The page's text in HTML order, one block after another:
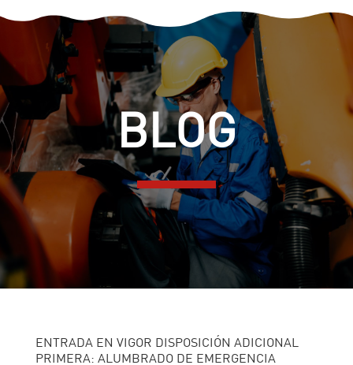
BLOG
ENTRADA EN VIGOR DISPOSICIÓN ADICIONAL
PRIMERA: ALUMBRADO DE EMERGENCIA